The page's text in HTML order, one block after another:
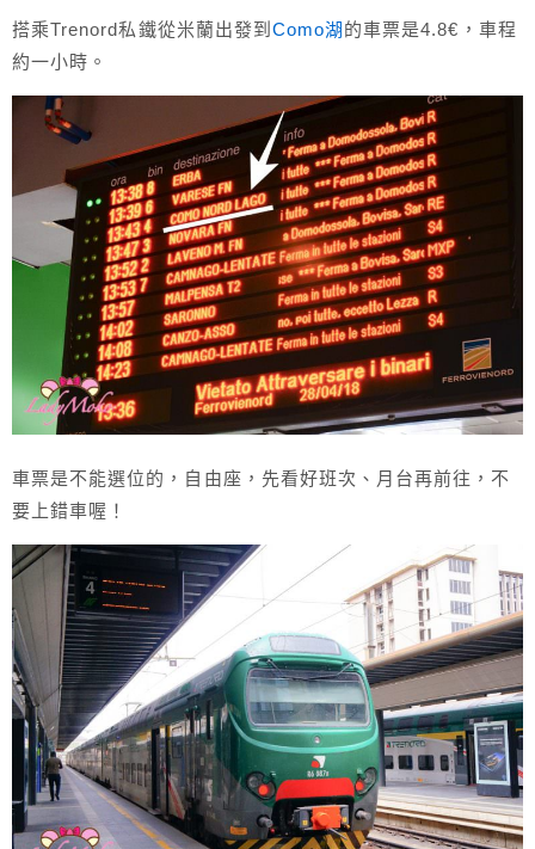
搭乘Trenord私鐵從米蘭出發到 Como湖 的車票是4.8€，車程
約一小時。
車票是不能選位的，自由座，先看好班次、月台再前往，不
要上錯車喔！